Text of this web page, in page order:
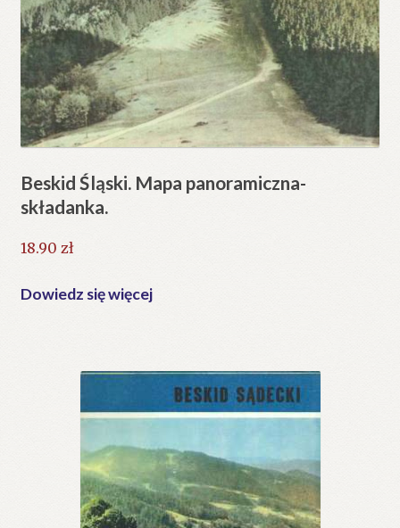
Beskid Śląski. Mapa panoramiczna-
składanka.
18.90 zł
Dowiedz się więcej